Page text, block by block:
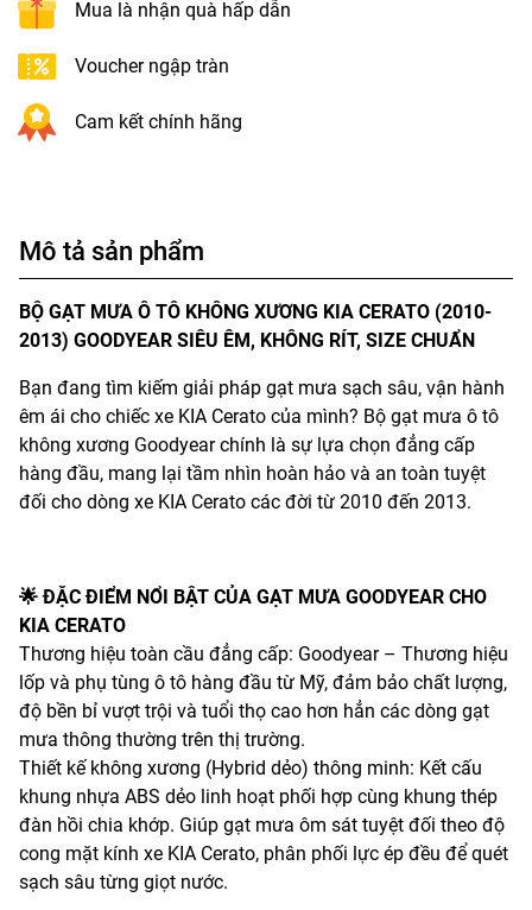
Mua là nhận quà hấp dẫn
Voucher ngập tràn
Cam kết chính hãng
Mô tả sản phẩm
BỘ GẠT MƯA Ô TÔ KHÔNG XƯƠNG KIA CERATO (2010-
2013) GOODYEAR SIÊU ÊM, KHÔNG RÍT, SIZE CHUẨN
Bạn đang tìm kiếm giải pháp gạt mưa sạch sâu, vận hành
êm ái cho chiếc xe KIA Cerato của mình? Bộ gạt mưa ô tô
không xương Goodyear chính là sự lựa chọn đẳng cấp
hàng đầu, mang lại tầm nhìn hoàn hảo và an toàn tuyệt
đối cho dòng xe KIA Cerato các đời từ 2010 đến 2013.
🌟 ĐẶC ĐIỂM NỔI BẬT CỦA GẠT MƯA GOODYEAR CHO
KIA CERATO
Thương hiệu toàn cầu đẳng cấp: Goodyear – Thương hiệu
lốp và phụ tùng ô tô hàng đầu từ Mỹ, đảm bảo chất lượng,
độ bền bỉ vượt trội và tuổi thọ cao hơn hẳn các dòng gạt
mưa thông thường trên thị trường.
Thiết kế không xương (Hybrid dẻo) thông minh: Kết cấu
khung nhựa ABS dẻo linh hoạt phối hợp cùng khung thép
đàn hồi chia khớp. Giúp gạt mưa ôm sát tuyệt đối theo độ
cong mặt kính xe KIA Cerato, phân phối lực ép đều để quét
sạch sâu từng giọt nước.